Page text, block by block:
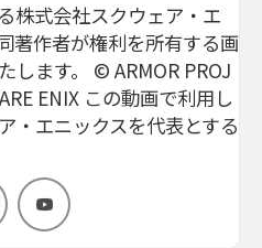
株式会社スクウェア・エ
著作者が権利を所有する画
します。 © ARMOR PROJ
ENIX この動画で利用し
・エニックスを代表とする